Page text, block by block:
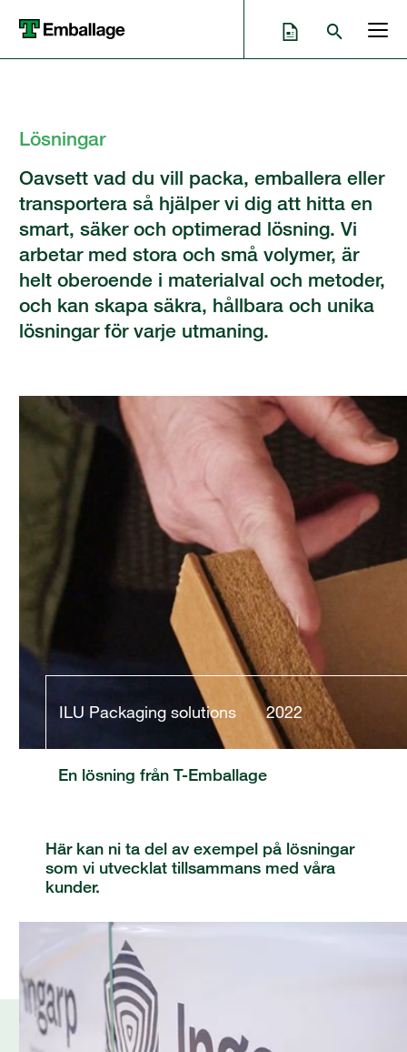
Lösningar
Oavsett vad du vill packa, emballera eller
transportera så hjälper vi dig att hitta en
smart, säker och optimerad lösning. Vi
arbetar med stora och små volymer, är
helt oberoende i materialval och metoder,
och kan skapa säkra, hållbara och unika
lösningar för varje utmaning.
ILU Packaging solutions 2022
En lösning från T-Emballage
Här kan ni ta del av exempel på lösningar
som vi utvecklat tillsammans med våra
kunder.